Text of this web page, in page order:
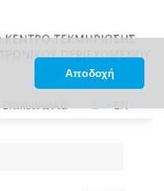
Αποδοχή
Επικοινωνία ΕΛ•EN